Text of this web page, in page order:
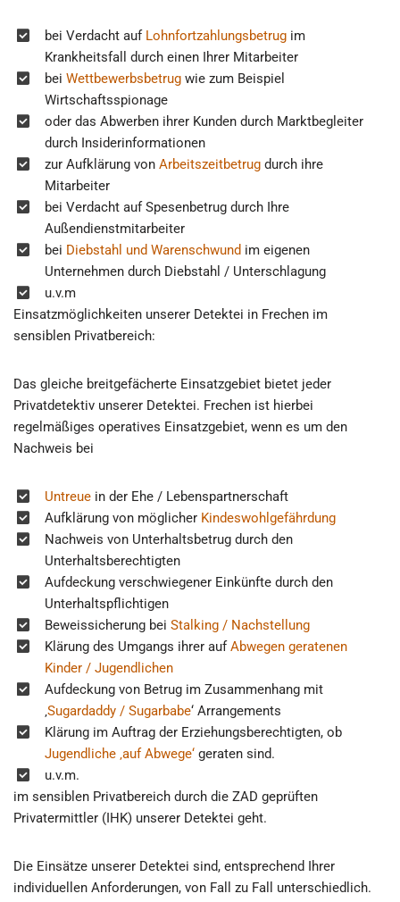
bei Verdacht auf Lohnfortzahlungsbetrug im
Krankheitsfall durch einen Ihrer Mitarbeiter
bei Wettbewerbsbetrug wie zum Beispiel
Wirtschaftsspionage
oder das Abwerben ihrer Kunden durch Marktbegleiter
durch Insiderinformationen
zur Aufklärung von Arbeitszeitbetrug durch ihre
Mitarbeiter
bei Verdacht auf Spesenbetrug durch Ihre
Außendienstmitarbeiter
bei Diebstahl und Warenschwund im eigenen
Unternehmen durch Diebstahl / Unterschlagung
u.v.m
Einsatzmöglichkeiten unserer Detektei in Frechen im
sensiblen Privatbereich:
Das gleiche breitgefächerte Einsatzgebiet bietet jeder
Privatdetektiv unserer Detektei. Frechen ist hierbei
regelmäßiges operatives Einsatzgebiet, wenn es um den
Nachweis bei
Untreue in der Ehe / Lebenspartnerschaft
Aufklärung von möglicher Kindeswohlgefährdung
Nachweis von Unterhaltsbetrug durch den
Unterhaltsberechtigten
Aufdeckung verschwiegener Einkünfte durch den
Unterhaltspflichtigen
Beweissicherung bei Stalking / Nachstellung
Klärung des Umgangs ihrer auf Abwegen geratenen
Kinder / Jugendlichen
Aufdeckung von Betrug im Zusammenhang mit
‚Sugardaddy / Sugarbabe‘ Arrangements
Klärung im Auftrag der Erziehungsberechtigten, ob
Jugendliche ‚auf Abwege‘ geraten sind.
u.v.m.
im sensiblen Privatbereich durch die ZAD geprüften
Privatermittler (IHK) unserer Detektei geht.
Die Einsätze unserer Detektei sind, entsprechend Ihrer
individuellen Anforderungen, von Fall zu Fall unterschiedlich.